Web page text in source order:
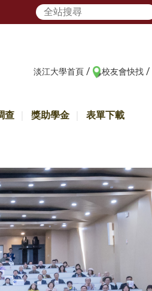
淡江大學首頁 / 校友會快找 /
查 獎助學金 表單下載